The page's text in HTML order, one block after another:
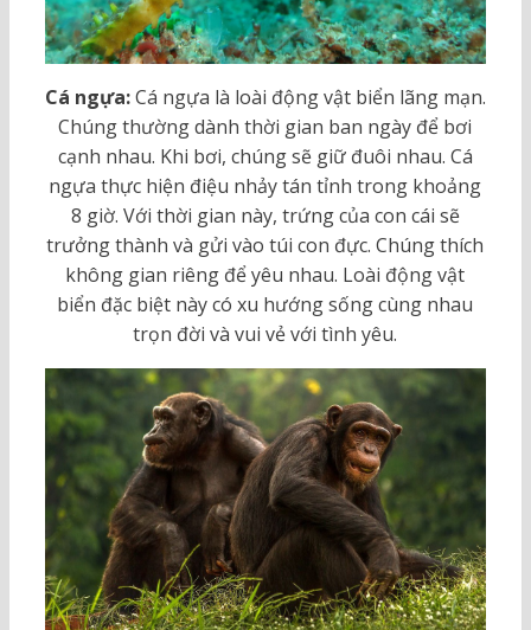
Cá ngựa:Cá ngựa là loài động vật biển lãng mạn.
Chúng thường dành thời gian ban ngày để bơi
cạnh nhau. Khi bơi, chúng sẽ giữ đuôi nhau. Cá
ngựa thực hiện điệu nhảy tán tỉnh trong khoảng
8 giờ. Với thời gian này, trứng của con cái sẽ
trưởng thành và gửi vào túi con đực. Chúng thích
không gian riêng để yêu nhau. Loài động vật
biển đặc biệt này có xu hướng sống cùng nhau
trọn đời và vui vẻ với tình yêu.